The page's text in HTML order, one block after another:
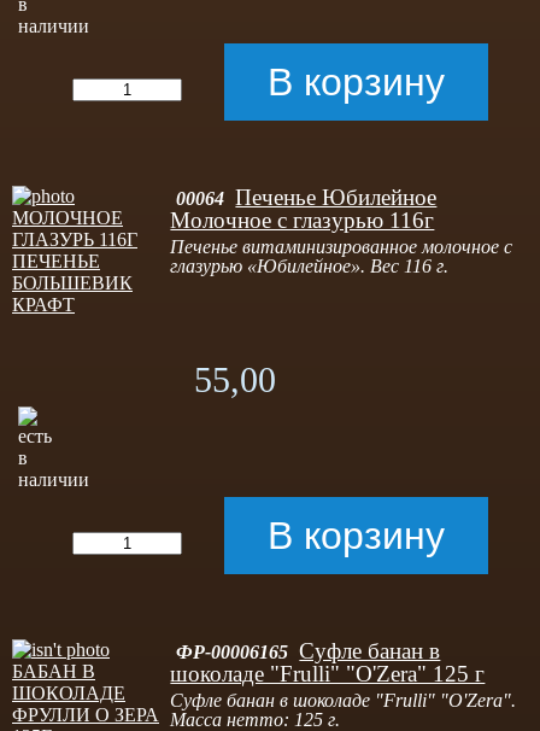
00064 Печенье Юбилейное
Молочное с глазурью 116г
Печенье витаминизированное молочное с
глазурью «Юбилейное». Вес 116 г.
55,00
ФР-00006165 Суфле банан в
шоколаде "Frulli" "O'Zera" 125 г
Суфле банан в шоколаде "Frulli" "O'Zera".
Масса нетто: 125 г.